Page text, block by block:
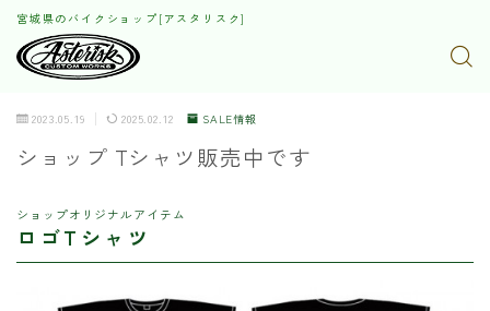
宮城県のバイクショップ[アスタリスク]
2023.05.19 2025.02.12 SALE情報
ショップ Tシャツ販売中です
ショップオリジナルアイテム
ロゴTシャツ